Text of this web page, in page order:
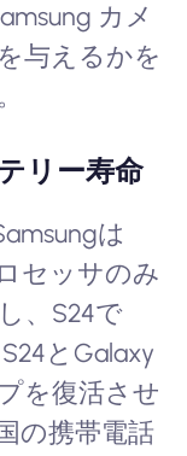
カメ
与えるかを
リー寿命
は
セッサのみ
、S24で
とGalaxy
を復活させ
の携帯電話